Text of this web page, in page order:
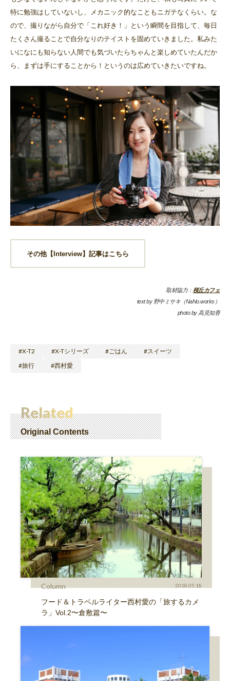
特に勉強はしていないし、メカニック的なこともニガテなくらい。な
ので、撮りながら自分で「これ好き！」という瞬間を目指して、毎日
たくさん撮ることで自分なりのテイストを固めていきました。私みた
いになにも知らない人間でも気づいたらちゃんと楽しめていたんだか
ら、まずは手にすることから！というのは広めていきたいですね。
その他【Interview】記事はこちら
取材協力： 桜丘カフェ
text by 野中ミサキ（NaNo.works）
photo by 高見知香
X-T2 X-Tシリーズ ごはん
スイーツ
旅行
西村愛
Related
Original Contents
Column 2018.05.18
フード＆トラベルライター西村愛の「旅するカメ
ラ」Vol.2〜倉敷篇〜